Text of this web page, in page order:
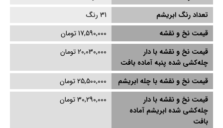
تعداد رنگ ابریشم
31 رنگ
قیمت نخ و نقشه
17,590,000 تومان
قیمت نخ و نقشه با دار
چله‌کشی‌ شده پنبه آماده بافت
20,030,000 تومان
قیمت نخ و نقشه با چله ابریشم
25,500,000 تومان
قیمت نخ و نقشه با دار
چله‌کشی‌ شده ابریشم آماده
بافت
30,290,000 تومان